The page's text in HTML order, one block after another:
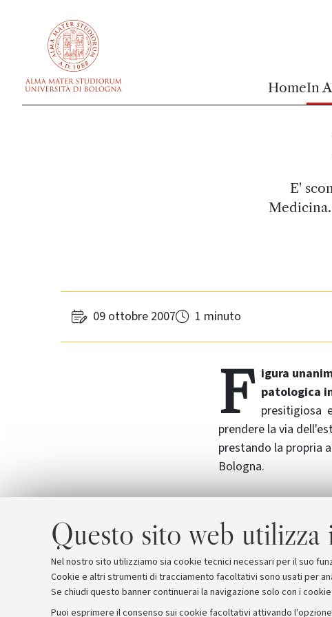
Questo sito web
Nel nostro sito utilizziamo sia cookie tecnici necessari per il suo
Cookie e altri strumenti di tracciamento facoltativi sono usati per
Se chiudi questo banner continuerai la navigazione solo con i
Puoi esprimere il consenso sui cookie facoltativi attivando
HomeIn
E'
09 ottobre 2007 1 minuto
F igura
patologica
presitigiosa
prendere la via
prestando la propria
Bologna.
(Via San Vitale 112).